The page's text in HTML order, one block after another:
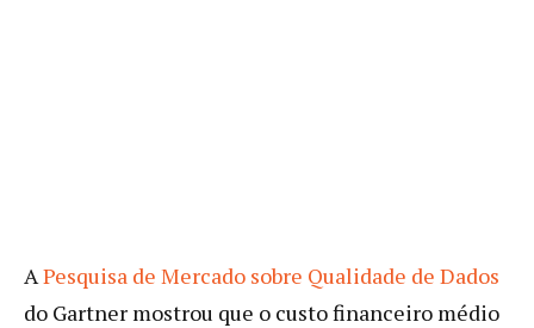
APesquisa de Mercado sobre Qualidade de Dados
do Gartner mostrou que o custo financeiro médio